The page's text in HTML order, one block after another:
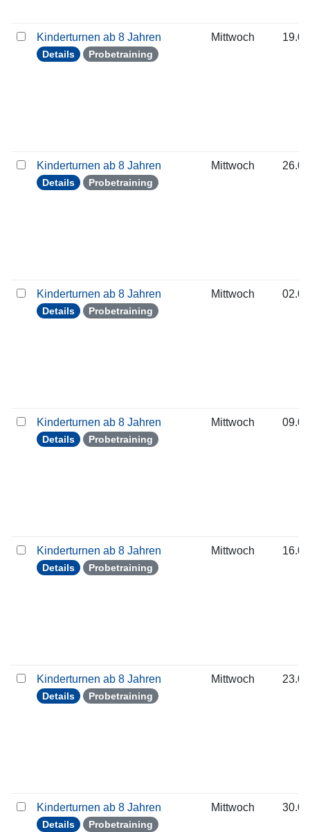
Kinderturnen ab 8 Jahren
Details Probetraining
Mittwoch
Kinderturnen ab 8 Jahren
Details Probetraining
Mittwoch
Kinderturnen ab 8 Jahren
Details Probetraining
Mittwoch
Kinderturnen ab 8 Jahren
Details Probetraining
Mittwoch
Kinderturnen ab 8 Jahren
Details Probetraining
Mittwoch
Kinderturnen ab 8 Jahren
Details Probetraining
Mittwoch
Kinderturnen ab 8 Jahren
Details Probetraining
Mittwoch